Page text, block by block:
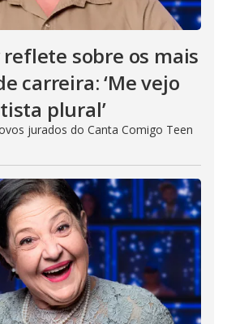
reflete sobre os mais
carreira: ‘Me vejo
plural’
jurados do Canta Comigo Teen